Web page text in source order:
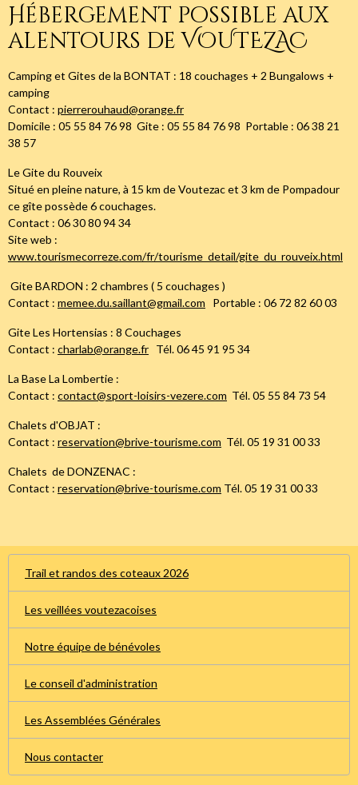
Hébergement possible aux
alentours de VOUTEZAC
Camping et Gites de la BONTAT : 18 couchages + 2 Bungalows +
camping
Contact : pierrerouhaud@orange.fr
Domicile : 05 55 84 76 98 Gite : 05 55 84 76 98 Portable : 06 38 21
38 57
Le Gite du Rouveix
Situé en pleine nature, à 15 km de Voutezac et 3 km de Pompadour
ce gîte possède 6 couchages.
Contact : 06 30 80 94 34
Site web :
www.tourismecorreze.com/fr/tourisme_detail/gite_du_rouveix.html
Gite BARDON : 2 chambres ( 5 couchages )
Contact : memee.du.saillant@gmail.com Portable : 06 72 82 60 03
Gite Les Hortensias : 8 Couchages
Contact : charlab@orange.fr Tél. 06 45 91 95 34
La Base La Lombertie :
Contact : contact@sport-loisirs-vezere.com Tél. 05 55 84 73 54
Chalets d'OBJAT :
Contact : reservation@brive-tourisme.com Tél. 05 19 31 00 33
Chalets de DONZENAC :
Contact : reservation@brive-tourisme.com Tél. 05 19 31 00 33
Trail et randos des coteaux 2026
Les veillées voutezacoises
Notre équipe de bénévoles
Le conseil d'administration
Les Assemblées Générales
Nous contacter